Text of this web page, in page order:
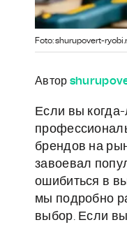
Foto: shurupovert-
Автор
Если вы
брендов на
завоевал
ошибиться в
мы подробно
выбор. Если